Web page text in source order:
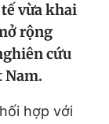
vừa khai
rộng
cứu
Nam.
hợp với